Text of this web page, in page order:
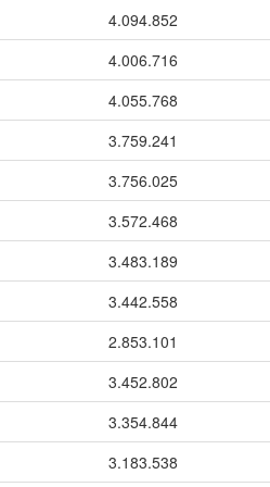
4.094.852
4.006.716
4.055.768
3.759.241
3.756.025
3.572.468
3.483.189
3.442.558
2.853.101
3.452.802
3.354.844
3.183.538